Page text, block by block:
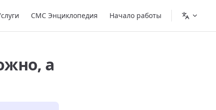
СМС Энциклопедия Начало работы
а